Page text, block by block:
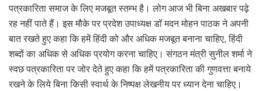
पत्रकारिता समाज के लिए मजबूत स्तम्भ है। लोग आज भी बिना अखबार पढ़े
रह नहीं पाते हैं। इस मौके पर प्रदेश उपाध्यक्ष डॉ मदन मोहन पाठक ने अपनी
बात रखते हुए कहा कि हमें हिंदी को और अधिक मजबूत बनाना चाहिए, हिंदी
शब्दों का अधिक से अधिक प्रयोग करना चाहिए। संगठन मंत्री सुनील शर्मा ने
स्वछ पत्रकारिता पर जोर देते हुए कहा कि हमें पत्रकारिता की गुणवत्ता बनाये
रखने के लिये बिना किसी स्वार्थ के निष्पक्ष लेखनीय पर ध्यान देना चाहिए।